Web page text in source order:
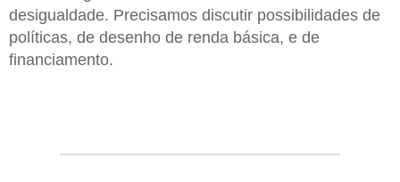
desigualdade. Precisamos discutir possibilidades de
políticas, de desenho de renda básica, e de
financiamento.